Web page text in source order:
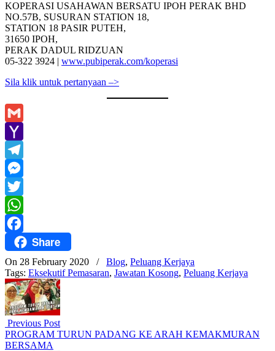
KOPERASI USAHAWAN BERSATU IPOH PERAK BHD
NO.57B, SUSURAN STATION 18,
STATION 18 PASIR PUTEH,
31650 IPOH,
PERAK DADUL RIDZUAN
05-322 3924 | www.pubiperak.com/koperasi
Sila klik untuk pertanyaan –>
Gmail
Yahoo
Mail
Telegram
Messenger
Twitter
WhatsApp
FacebookShare
On 28 February 2020 / Blog, Peluang Kerjaya
Tags: Eksekutif Pemasaran, Jawatan Kosong, Peluang Kerjaya
Previous Post
PROGRAM TURUN PADANG KE ARAH KEMAKMURAN
BERSAMA